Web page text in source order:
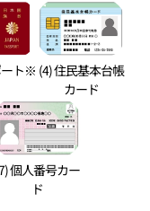
ート※ (4) 住民基本台帳
カード
個人番号カー
ド